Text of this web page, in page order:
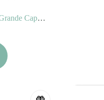
Poubelle À Couches Dress Up Blanc Grande Capacité (inclus 1 recharge Anti-Odeurs)